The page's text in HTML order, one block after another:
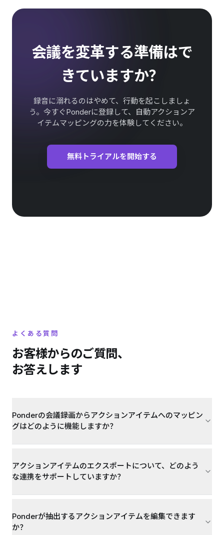
会議を変革する準備はで
きていますか？
録音に溺れるのはやめて、行動を起こしましょ
う。今すぐPonderに登録して、自動アクションア
イテムマッピングの力を体験してください。
無料トライアルを開始する
よくある質問
お客様からのご質問、
お答えします
Ponderの会議録画からアクションアイテムへのマッピン
グはどのように機能しますか？
アクションアイテムのエクスポートについて、どのよう
な連携をサポートしていますか？
Ponderが抽出するアクションアイテムを編集できます
か？